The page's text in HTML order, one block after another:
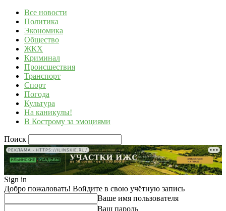
Все новости
Политика
Экономика
Общество
ЖКХ
Криминал
Происшествия
Транспорт
Спорт
Погода
Культура
На каникулы!
В Кострому за эмоциями
Поиск
РЕКЛАМА • HTTPS://ILINSKIE.RU/
Sign in
Добро пожаловать! Войдите в свою учётную запись
Ваше имя пользователя
Ваш пароль